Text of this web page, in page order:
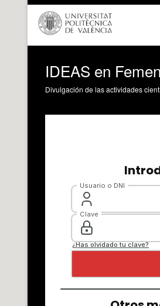
IDEAS en
Divulgación de las actividades